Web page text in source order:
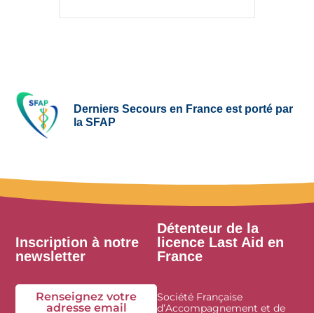
Derniers Secours en France est porté par
la SFAP
Inscription à notre
newsletter
Renseignez votre
adresse email
Détenteur de la
licence Last Aid en
France
Société Française
d’Accompagnement et de